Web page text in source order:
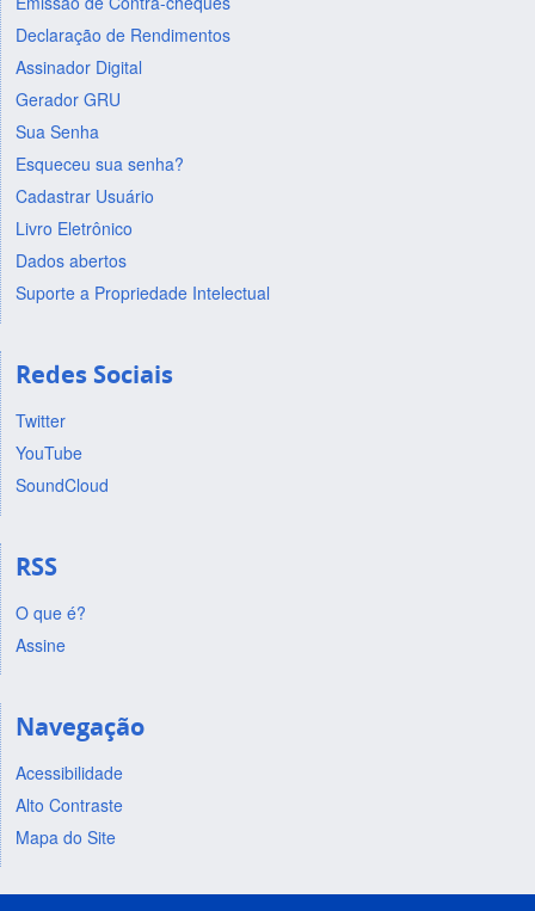
Declaração de Rendimentos
Assinador Digital
Gerador GRU
Sua Senha
Esqueceu sua senha?
Cadastrar Usuário
Livro Eletrônico
Dados abertos
Suporte a Propriedade Intelectual
Redes Sociais
Twitter
YouTube
SoundCloud
RSS
O que é?
Assine
Navegação
Acessibilidade
Alto Contraste
Mapa do Site